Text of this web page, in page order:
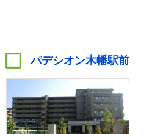
パデシオン木幡駅前